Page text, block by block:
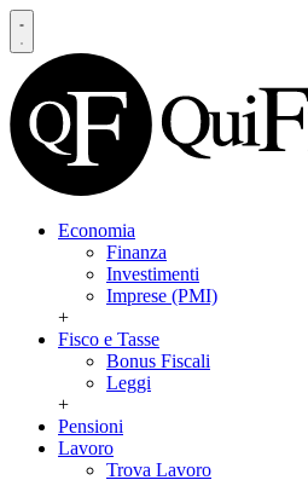
Economia
Finanza
Investimenti
Imprese (PMI)
+
Fisco e Tasse
Bonus Fiscali
Leggi
+
Pensioni
Lavoro
Trova Lavoro